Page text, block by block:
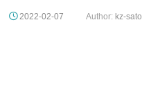
2022-02-07 Author: kz-sato